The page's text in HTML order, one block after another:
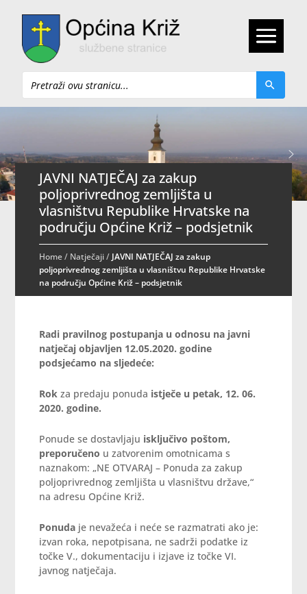
Pretraži
JAVNI NATJEČAJ za zakup
poljoprivrednog zemljišta u
vlasništvu Republike Hrvatske na
području Općine Križ – podsjetnik
Home/ Natječaji/ JAVNI NATJEČAJ za zakup
poljoprivrednog zemljišta u vlasništvu Republike Hrvatske
na području Općine Križ – podsjetnik
Radi pravilnog postupanja u odnosu na javni
natječaj objavljen 12.05.2020. godine
podsjećamo na sljedeće:
Rokza predaju ponuda istječe u petak, 12. 06.
2020. godine.
Ponude se dostavljaju isključivo poštom,
preporučeno u zatvorenim omotnicama s
naznakom: „NE OTVARAJ – Ponuda za zakup
poljoprivrednog zemljišta u vlasništvu države,“
na adresu Općine Križ.
Ponuda je nevažeća i neće se razmatrati ako je:
izvan roka, nepotpisana, ne sadrži podatke iz
točke V., dokumentaciju i izjave iz točke VI.
javnog natječaja.